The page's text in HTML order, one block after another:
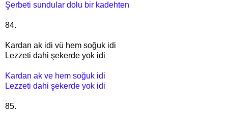
Şerbeti sundular dolu bir kadehten
84.
Kardan ak idi vü hem soğuk idi
Lezzeti dahi şekerde yok idi
Kardan ak ve hem soğuk idi
Lezzeti dahi şekerde yok idi
85.